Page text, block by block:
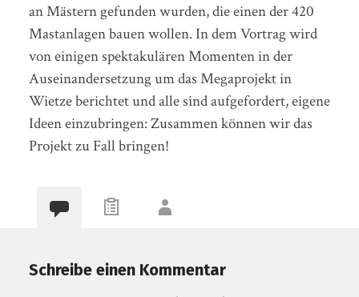
an Mästern gefunden wurden, die einen der 420
Mastanlagen bauen wollen. In dem Vortrag wird
von einigen spektakulären Momenten in der
Auseinandersetzung um das Megaprojekt in
Wietze berichtet und alle sind aufgefordert, eigene
Ideen einzubringen: Zusammen können wir das
Projekt zu Fall bringen!
Schreibe einen Kommentar